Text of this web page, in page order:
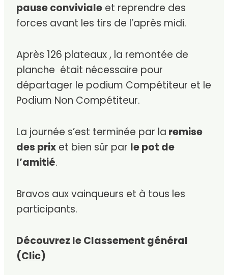
pause conviviale et reprendre des
forces avant les tirs de l’après midi.
Après 126 plateaux , la remontée de
planche était nécessaire pour
départager le podium Compétiteur et le
Podium Non Compétiteur.
La journée s’est terminée par la remise
des prix et bien sûr par le pot de
l’amitié.
Bravos aux vainqueurs et à tous les
participants.
Découvrez le Classement général
(Clic)